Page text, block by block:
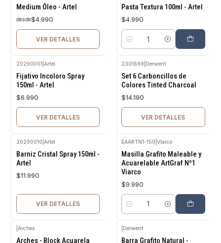
Medium Óleo - Artel
desde$4.990
VER DETALLES
Pasta Textura 100ml - Artel
$4.990
Cantidad
20290001 Artel
Fijativo Incoloro Spray
150ml - Artel
$6.990
VER DETALLES
2301689 Derwent
Set 6 Carboncillos de
Colores Tinted Charcoal
$14.190
VER DETALLES
20290010 Artel
Barniz Cristal Spray 150ml -
Artel
$11.990
VER DETALLES
EAARTN1-150 VIarco
Masilla Grafito Maleable y
Acuarelable ArtGraf Nº1
Viarco
$9.990
Cantidad
Arches
Arches - Block Acuarela
Derwent
Barra Grafito Natural -